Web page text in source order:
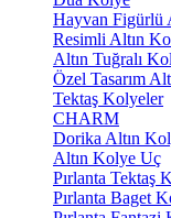
Hayvan Figürlü
Resimli Altın
Altın Tuğralı
Özel Tasarım
Tektaş Kolyeler
CHARM
Dorika Altın
Altın Kolye Uç
Pırlanta Tektaş
Pırlanta Baget